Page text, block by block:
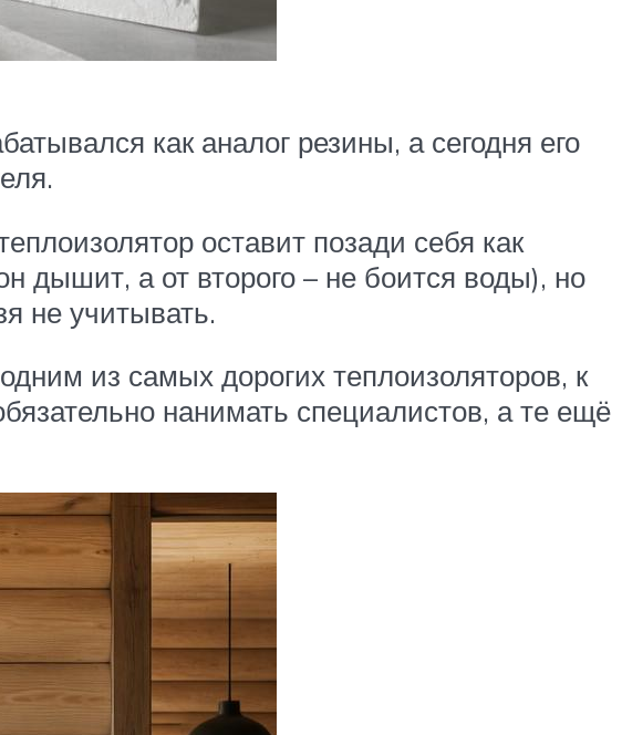
как аналог резины, а сегодня его
оставит позади себя как
дышит, а от второго – не боится воды), но
не учитывать.
из самых дорогих теплоизоляторов, к
нанимать специалистов, а те ещё